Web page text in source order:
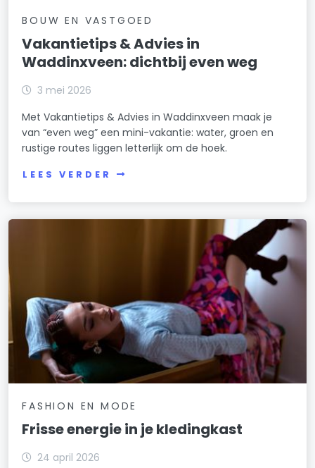
BOUW EN VASTGOED
Vakantietips & Advies in
Waddinxveen: dichtbij even weg
3 mei 2026
Met Vakantietips & Advies in Waddinxveen maak je
van “even weg” een mini-vakantie: water, groen en
rustige routes liggen letterlijk om de hoek.
LEES VERDER
FASHION EN MODE
Frisse energie in je kledingkast
24 april 2026